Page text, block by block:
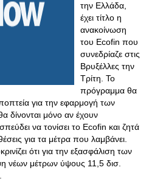
την Ελλάδα,
έχει τίτλο η
ανακοίνωση
του Ecofin που
συνεδρίαζε στις
Βρυξέλλες την
Τρίτη. Το
πρόγραμμα θα
για την εφαρμογή των
δίνονται μόνο αν έχουν
να τονίσει το Ecofin και ζητά
για τα μέτρα που λαμβάνει.
ότι για την εξασφάλιση των
νέων μέτρων ύψους 11,5 δισ.